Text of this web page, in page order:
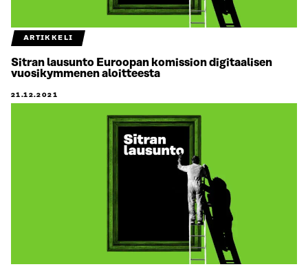
ARTIKKELI
Sitran lausunto Euroopan komission digitaalisen
vuosikymmenen aloitteesta
21.12.2021